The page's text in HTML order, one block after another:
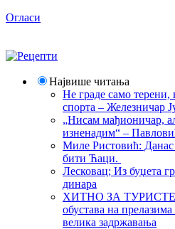
Огласи
Највише читања
Не граде само терени,
спорта – Железничар
„Нисам мађионичар,
изненадим“ –
Миле Ристовић: Данас
бити Ћаци.
Лесковац; Из буџета
динара
ХИТНО ЗА ТУРИСТЕ:
обустава на прелазима
велика задржавања